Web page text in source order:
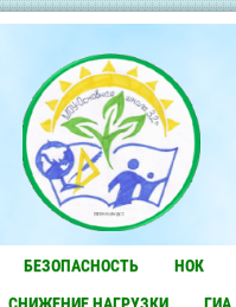
БЕЗОПАСНОСТЬ НОК